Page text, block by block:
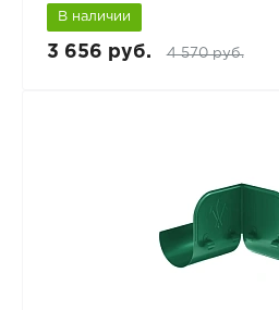
В наличии
3 656 руб. 4 570 руб.